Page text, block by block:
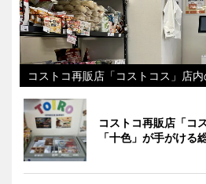
コストコ再販店「コストコス」店
コストコ再販店「コ
「十色」が手がける